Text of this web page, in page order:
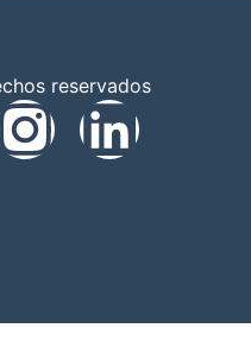
reservados